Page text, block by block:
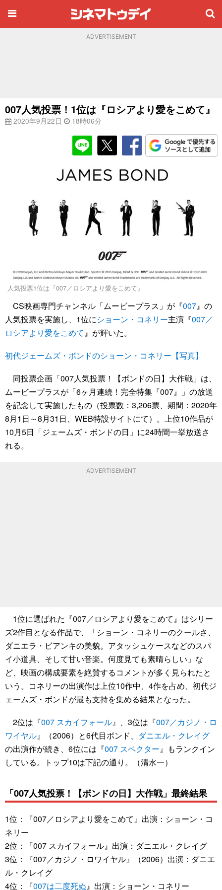
ADVERTISEMENT
007人気投票！1位は『ロシアより愛をこめて』
2020年9月22日 18時06分
人気投票1位は『007／ロシアより愛をこめて』
CS映画専門チャンネル「ムービープラス」が『007』の
人気投票を実施し、1位にショーン・コネリー主演『007／
ロシアより愛をこめて』が輝いた。
初代ジェームズ・ボンドのショーン・コネリー【写真】
同投票企画「007人気投票！【ボンドの日】大作戦」は、
ムービープラスが「6ヶ月連続！完全特集『007』」の放送
を記念して実施したもの（投票数：3,206票、期間：2020年
8月1日～8月31日、WEB特設サイトにて）。上位10作品が
10月5日「ジェームズ・ボンドの日」に24時間一挙放送さ
れる。
ADVERTISEMENT
1位に選ばれた『007／ロシアより愛をこめて』はシリー
ズ2作目となる作品で、「ショーン・コネリーのクールさ、
ダニエラ・ビアンキの美貌。アタッシュケースなどのスパ
イ小道具、そして甘い音楽。何度見ても素晴らしい」な
ど、映画の構成要素を絶賛するコメントが多く見られたと
いう。コネリーの出演作は上位10作中、4作を占め、初代ジ
ェームズ・ボンドが最も支持を集める結果となった。
2位は『007 スカイフォール』、3位は『007／カジノ・ロ
ワイヤル』（2006）と6代目ボンド、 ダニエル・クレイグ
の出演作が続き、6位には『007 スペクター』もランクイン
している。トップ10は下記の通り。（清水一）
「007人気投票！【ボンドの日】大作戦」最終結果
1位：『007／ロシアより愛をこめて』出演：ショーン・コ
ネリー
2位：『007 スカイフォール』出演：ダニエル・クレイグ
3位：『007／カジノ・ロワイヤル』（2006）出演：ダニエ
ル・クレイグ
4位：『007は二度死ぬ』出演：ショーン・コネリー